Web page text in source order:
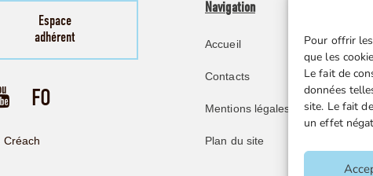
Pour offrir
que les
Le fait de
données
site. Le fait
un effet
Espace
adhérent
Créach
Navigation
Accueil
Contacts
Mentions légales
Plan du site
Nos
FO